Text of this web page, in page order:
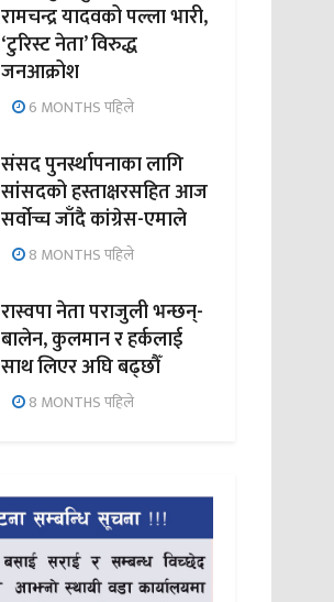
रामचन्द्र यादवको पल्ला भारी,
‘टुरिस्ट नेता’ विरुद्ध
जनआक्रोश
6 MONTHS पहिले
संसद पुनर्स्थापनाका लागि
सांसदको हस्ताक्षरसहित आज
सर्वोच्च जाँदै कांग्रेस-एमाले
8 MONTHS पहिले
रास्वपा नेता पराजुली भन्छन्-
बालेन, कुलमान र हर्कलाई
साथ लिएर अघि बढ्छौँ
8 MONTHS पहिले